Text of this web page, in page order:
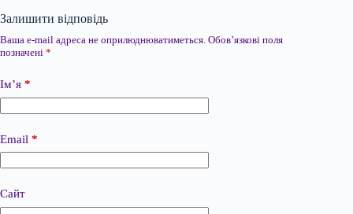
Залишити відповідь
Ваша e-mail адреса не оприлюднюватиметься. Обов’язкові поля
позначені *
Ім’я *
Email *
Сайт